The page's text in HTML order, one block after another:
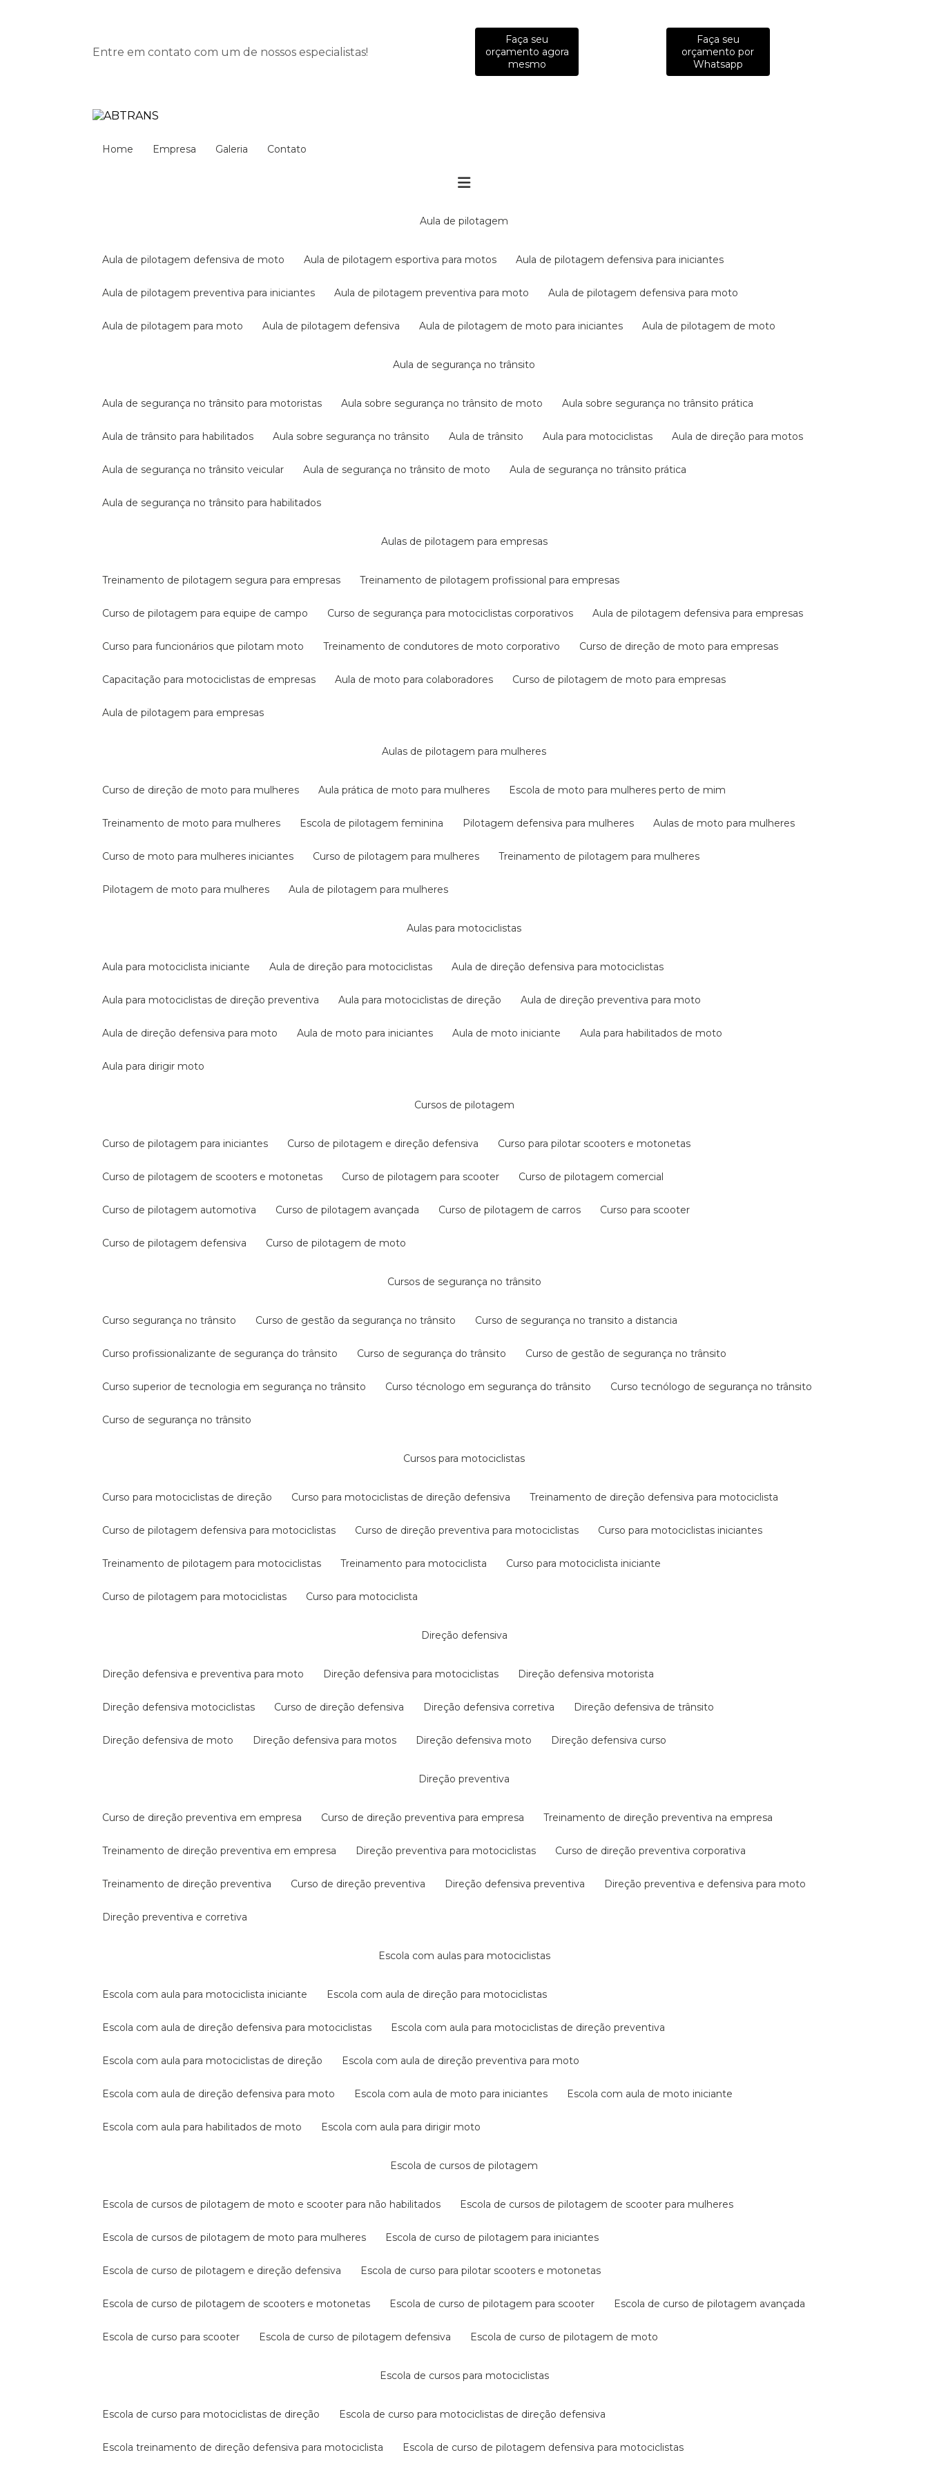
Entre em contato com um de nossos especialistas!
Faça seu
orçamento agora
mesmo
Faça seu
orçamento por
Whatsapp
Home Empresa Galeria Contato
aula de pilotagem
aula de pilotagem defensiva de moto aula de pilotagem esportiva para motos aula de pilotagem defensiva para iniciantes
aula de pilotagem preventiva para iniciantes aula de pilotagem preventiva para moto aula de pilotagem defensiva para moto
aula de pilotagem para moto aula de pilotagem defensiva aula de pilotagem de moto para iniciantes aula de pilotagem de moto
aula de segurança no trânsito
aula de segurança no trânsito para motoristas aula sobre segurança no trânsito de moto aula sobre segurança no trânsito prática
aula de trânsito para habilitados aula sobre segurança no trânsito aula de trânsito aula para motociclistas aula de direção para motos
aula de segurança no trânsito veicular aula de segurança no trânsito de moto aula de segurança no trânsito prática
aula de segurança no trânsito para habilitados
aulas de pilotagem para empresas
treinamento de pilotagem segura para empresas treinamento de pilotagem profissional para empresas
curso de pilotagem para equipe de campo curso de segurança para motociclistas corporativos aula de pilotagem defensiva para empresas
curso para funcionários que pilotam moto treinamento de condutores de moto corporativo curso de direção de moto para empresas
capacitação para motociclistas de empresas aula de moto para colaboradores curso de pilotagem de moto para empresas
aula de pilotagem para empresas
aulas de pilotagem para mulheres
curso de direção de moto para mulheres aula prática de moto para mulheres escola de moto para mulheres perto de mim
treinamento de moto para mulheres escola de pilotagem feminina pilotagem defensiva para mulheres aulas de moto para mulheres
curso de moto para mulheres iniciantes curso de pilotagem para mulheres treinamento de pilotagem para mulheres
pilotagem de moto para mulheres aula de pilotagem para mulheres
aulas para motociclistas
aula para motociclista iniciante aula de direção para motociclistas aula de direção defensiva para motociclistas
aula para motociclistas de direção preventiva aula para motociclistas de direção aula de direção preventiva para moto
aula de direção defensiva para moto aula de moto para iniciantes aula de moto iniciante aula para habilitados de moto
aula para dirigir moto
cursos de pilotagem
curso de pilotagem para iniciantes curso de pilotagem e direção defensiva curso para pilotar scooters e motonetas
curso de pilotagem de scooters e motonetas curso de pilotagem para scooter curso de pilotagem comercial
curso de pilotagem automotiva curso de pilotagem avançada curso de pilotagem de carros curso para scooter
curso de pilotagem defensiva curso de pilotagem de moto
cursos de segurança no trânsito
curso segurança no trânsito curso de gestão da segurança no trânsito curso de segurança no transito a distancia
curso profissionalizante de segurança do trânsito curso de segurança do trânsito curso de gestão de segurança no trânsito
curso superior de tecnologia em segurança no trânsito curso técnologo em segurança do trânsito curso tecnólogo de segurança no trânsito
curso de segurança no trânsito
cursos para motociclistas
curso para motociclistas de direção curso para motociclistas de direção defensiva treinamento de direção defensiva para motociclista
curso de pilotagem defensiva para motociclistas curso de direção preventiva para motociclistas curso para motociclistas iniciantes
treinamento de pilotagem para motociclistas treinamento para motociclista curso para motociclista iniciante
curso de pilotagem para motociclistas curso para motociclista
direção defensiva
direção defensiva e preventiva para moto direção defensiva para motociclistas direção defensiva motorista
direção defensiva motociclistas curso de direção defensiva direção defensiva corretiva direção defensiva de trânsito
direção defensiva de moto direção defensiva para motos direção defensiva moto direção defensiva curso
direção preventiva
curso de direção preventiva em empresa curso de direção preventiva para empresa treinamento de direção preventiva na empresa
treinamento de direção preventiva em empresa direção preventiva para motociclistas curso de direção preventiva corporativa
treinamento de direção preventiva curso de direção preventiva direção defensiva preventiva direção preventiva e defensiva para moto
direção preventiva e corretiva
escola com aulas para motociclistas
escola com aula para motociclista iniciante escola com aula de direção para motociclistas
escola com aula de direção defensiva para motociclistas escola com aula para motociclistas de direção preventiva
escola com aula para motociclistas de direção escola com aula de direção preventiva para moto
escola com aula de direção defensiva para moto escola com aula de moto para iniciantes escola com aula de moto iniciante
escola com aula para habilitados de moto escola com aula para dirigir moto
escola de cursos de pilotagem
escola de cursos de pilotagem de moto e scooter para não habilitados escola de cursos de pilotagem de scooter para mulheres
escola de cursos de pilotagem de moto para mulheres escola de curso de pilotagem para iniciantes
escola de curso de pilotagem e direção defensiva escola de curso para pilotar scooters e motonetas
escola de curso de pilotagem de scooters e motonetas escola de curso de pilotagem para scooter escola de curso de pilotagem avançada
escola de curso para scooter escola de curso de pilotagem defensiva escola de curso de pilotagem de moto
escola de cursos para motociclistas
escola de curso para motociclistas de direção escola de curso para motociclistas de direção defensiva
escola treinamento de direção defensiva para motociclista escola de curso de pilotagem defensiva para motociclistas